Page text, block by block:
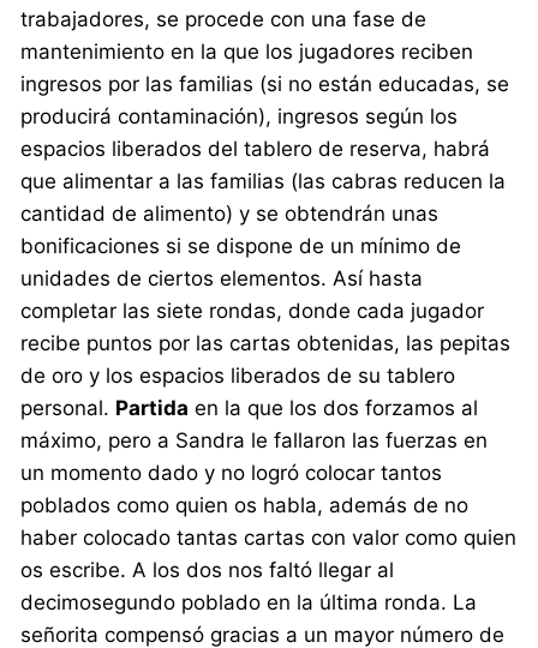
trabajadores, se procede con una fase de
mantenimiento en la que los jugadores reciben
ingresos por las familias (si no están educadas, se
producirá contaminación), ingresos según los
espacios liberados del tablero de reserva, habrá
que alimentar a las familias (las cabras reducen la
cantidad de alimento) y se obtendrán unas
bonificaciones si se dispone de un mínimo de
unidades de ciertos elementos. Así hasta
completar las siete rondas, donde cada jugador
recibe puntos por las cartas obtenidas, las pepitas
de oro y los espacios liberados de su tablero
personal. Partida en la que los dos forzamos al
máximo, pero a Sandra le fallaron las fuerzas en
un momento dado y no logró colocar tantos
poblados como quien os habla, además de no
haber colocado tantas cartas con valor como quien
os escribe. A los dos nos faltó llegar al
decimosegundo poblado en la última ronda. La
señorita compensó gracias a un mayor número de